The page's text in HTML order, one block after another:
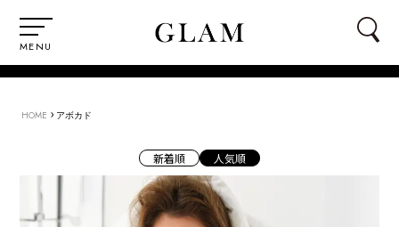
MENU
HOME › アボカド
新着順 人気順